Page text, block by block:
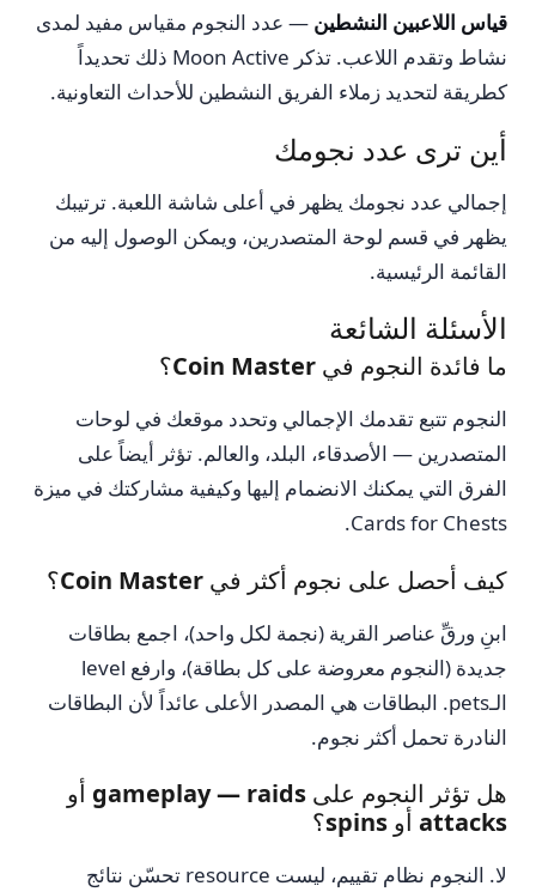
قياس اللاعبين النشطين — عدد النجوم مقياس مفيد لمدى
نشاط وتقدم اللاعب. تذكر Moon Active ذلك تحديداً
كطريقة لتحديد زملاء الفريق النشطين للأحداث التعاونية.
أين ترى عدد نجومك
إجمالي عدد نجومك يظهر في أعلى شاشة اللعبة. ترتيبك
يظهر في قسم لوحة المتصدرين، ويمكن الوصول إليه من
القائمة الرئيسية.
الأسئلة الشائعة
ما فائدة النجوم في Coin Master؟
النجوم تتبع تقدمك الإجمالي وتحدد موقعك في لوحات
المتصدرين — الأصدقاء، البلد، والعالم. تؤثر أيضاً على
الفرق التي يمكنك الانضمام إليها وكيفية مشاركتك في ميزة
Cards for Chests.
كيف أحصل على نجوم أكثر في Coin Master؟
ابنِ ورقِّ عناصر القرية (نجمة لكل واحد)، اجمع بطاقات
جديدة (النجوم معروضة على كل بطاقة)، وارفع level
الـpets. البطاقات هي المصدر الأعلى عائداً لأن البطاقات
النادرة تحمل أكثر نجوم.
هل تؤثر النجوم على gameplay — raids أو
attacks أو spins؟
لا. النجوم نظام تقييم، ليست resource تحسّن نتائج